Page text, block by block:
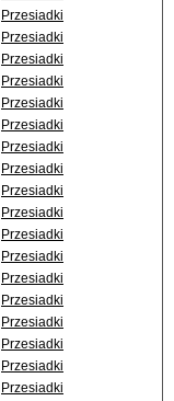
Przesiadki
Przesiadki
Przesiadki
Przesiadki
Przesiadki
Przesiadki
Przesiadki
Przesiadki
Przesiadki
Przesiadki
Przesiadki
Przesiadki
Przesiadki
Przesiadki
Przesiadki
Przesiadki
Przesiadki
Przesiadki